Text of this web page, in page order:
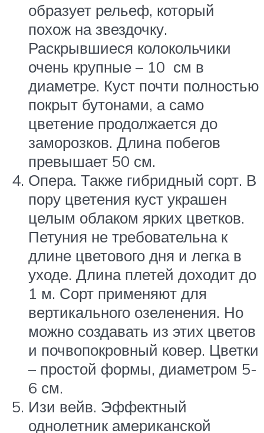
образует рельеф, который
похож на звездочку.
Раскрывшиеся колокольчики
очень крупные – 10 см в
диаметре. Куст почти полностью
покрыт бутонами, а само
цветение продолжается до
заморозков. Длина побегов
превышает 50 см.
Опера. Также гибридный сорт. В
пору цветения куст украшен
целым облаком ярких цветков.
Петуния не требовательна к
длине цветового дня и легка в
уходе. Длина плетей доходит до
1 м. Сорт применяют для
вертикального озеленения. Но
можно создавать из этих цветов
и почвопокровный ковер. Цветки
– простой формы, диаметром 5-
6 см.
Изи вейв. Эффектный
однолетник американской